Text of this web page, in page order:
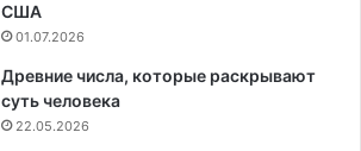
США
01.07.2026
Древние числа, которые раскрывают
суть человека
22.05.2026